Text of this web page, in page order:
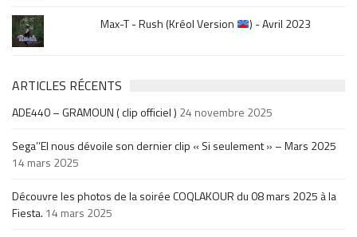
Max-T - Rush (Kréol Version
) - Avril 2023
ARTICLES RÉCENTS
ADE440 – GRAMOUN ( clip officiel ) 24 novembre 2025
Sega’’El nous dévoile son dernier clip « Si seulement » – Mars 2025
14 mars 2025
Découvre les photos de la soirée COQLAKOUR du 08 mars 2025 à la
Fiesta. 14 mars 2025